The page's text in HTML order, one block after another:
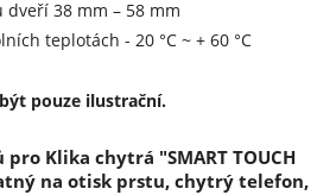
38 mm – 58 mm
teplotách - 20 °C ~ + 60 °C
pouze ilustrační.
Klika chytrá "SMART TOUCH
na otisk prstu, chytrý telefon,